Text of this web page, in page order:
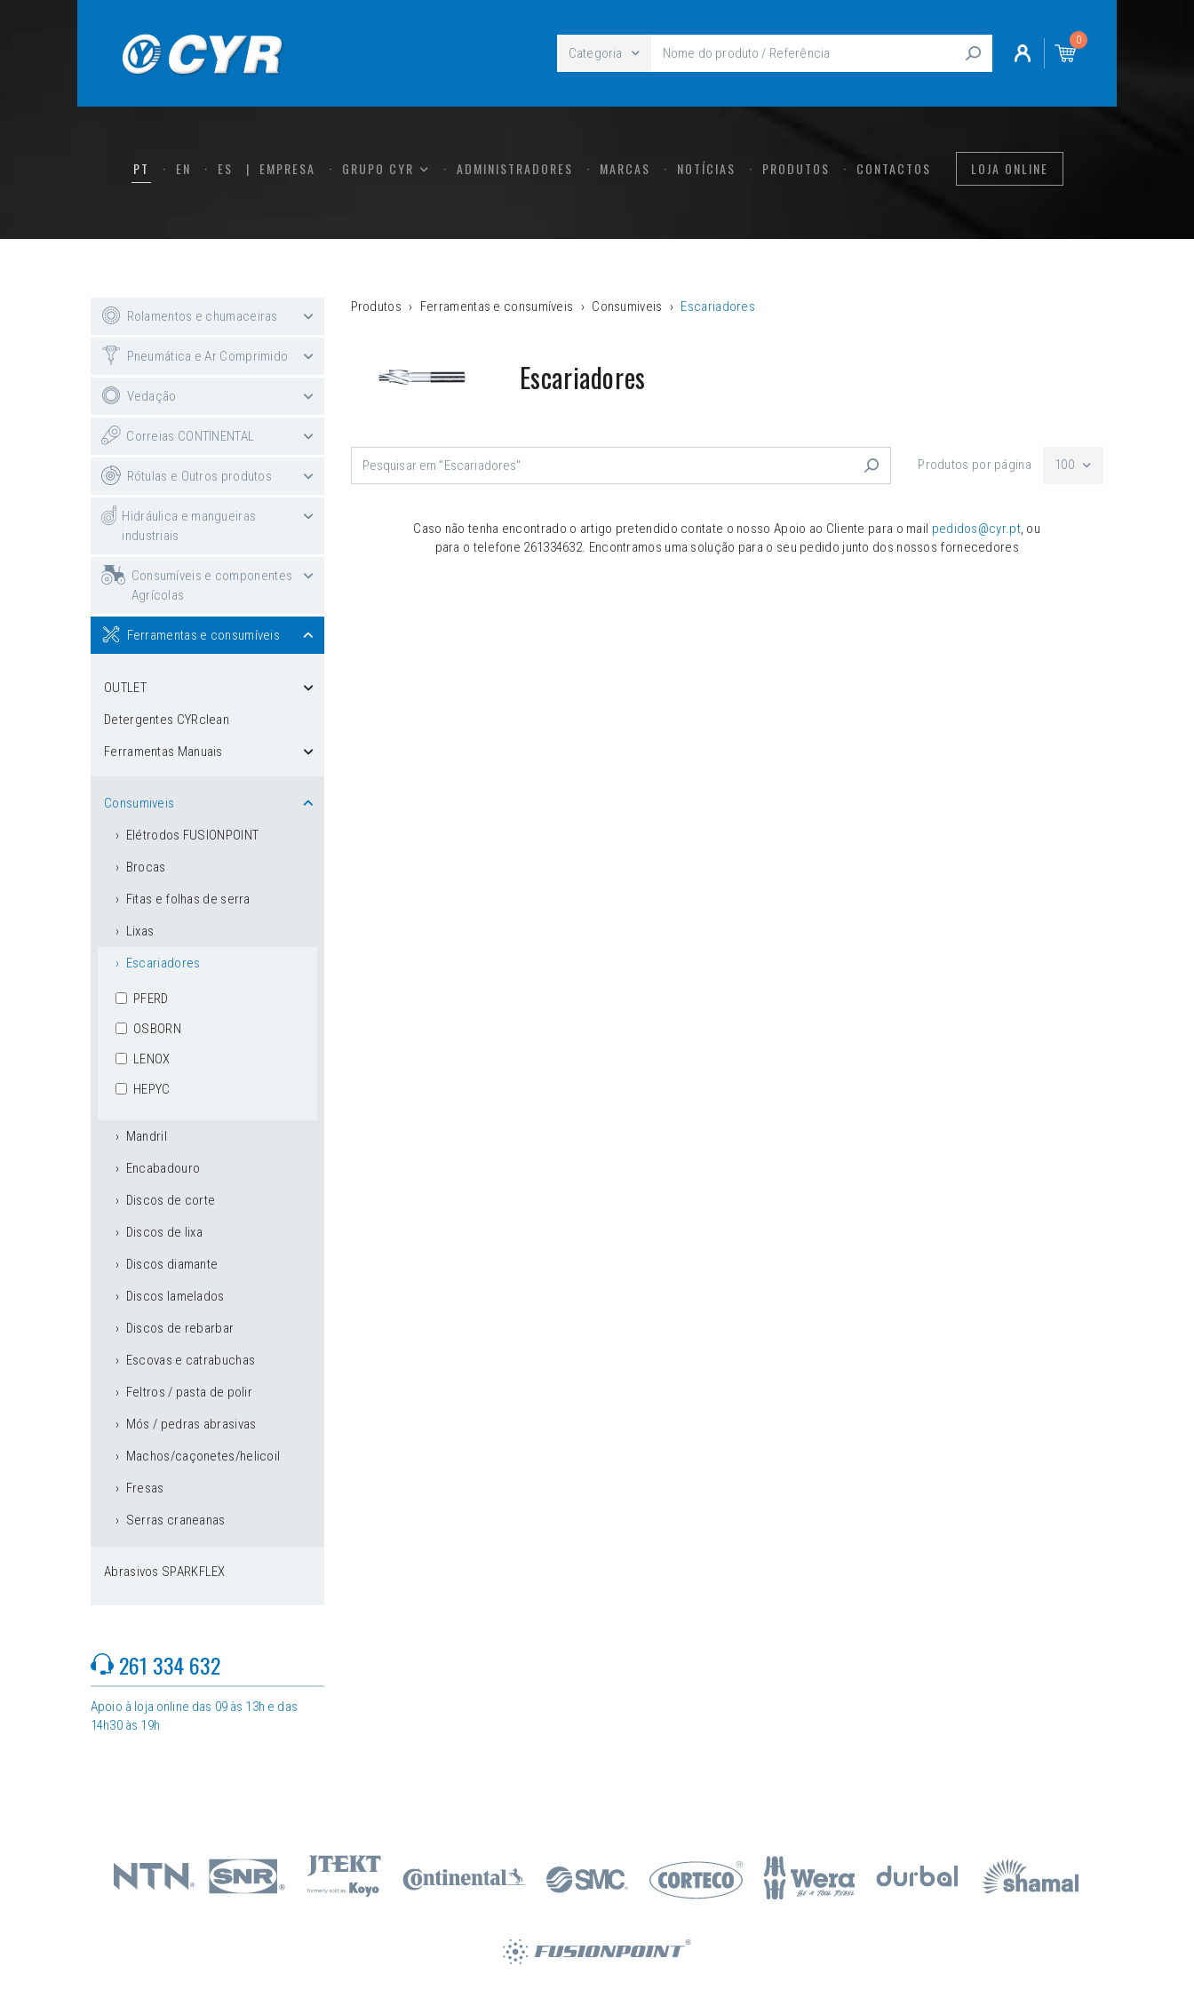
Categoria
0
PT EN ES EMPRESA GRUPO CYR ADMINISTRADORES MARCAS NOTÍCIAS PRODUTOS CONTACTOS LOJA ONLINE
Rolamentos e chumaceiras
Pneumática e Ar Comprimido
Vedação
Correias CONTINENTAL
Rótulas e Outros produtos
Hidráulica e mangueiras
industriais
Consumíveis e componentes
Agrícolas
Ferramentas e consumíveis
OUTLET
Detergentes CYRclean
Ferramentas Manuais
Consumiveis
Elétrodos FUSIONPOINT
Brocas
Fitas e folhas de serra
Lixas
Escariadores
PFERD
OSBORN
LENOX
HEPYC
Mandril
Encabadouro
Discos de corte
Discos de lixa
Discos diamante
Discos lamelados
Discos de rebarbar
Escovas e catrabuchas
Feltros / pasta de polir
Mós / pedras abrasivas
Machos/caçonetes/helicoil
Fresas
Serras craneanas
Abrasivos SPARKFLEX
261 334 632
Apoio à loja online das 09 às 13h e das
14h30 às 19h
Produtos Ferramentas e consumíveis Consumiveis Escariadores
Escariadores
Produtos por página 100
Caso não tenha encontrado o artigo pretendido contate o nosso Apoio ao Cliente para o mail pedidos@cyr.pt, ou
para o telefone 261334632. Encontramos uma solução para o seu pedido junto dos nossos fornecedores